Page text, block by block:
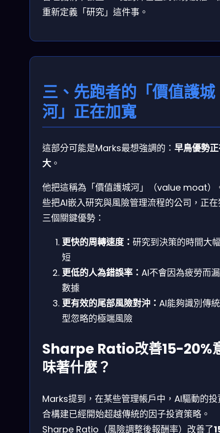
重新定義「研究」這件事。
三、先跑者的「價值護城
河」正在加寬
這部分可能是Marks最想強調的： 早鳥優勢
大 。
他把這稱為「價值護城河」（value moat）
些把AI嵌入研究與風險管理流程的公司，正
三個關鍵優勢：
更快的周轉速度： 研究到決策的時間大
短
更低的人為錯誤率： AI不會因為疲勞而
數據
更有效的尾部風險對沖： AI能夠識別傳
型忽略的極端風險
Sharpe Ratio改善15-20%
味著什麼？
Marks提到，在某些管理帳戶中，AI驅動的投
合構建已經開始超越傳統的因子投資策略。
Sharpe Ratio（風險調整後報酬率）改善了